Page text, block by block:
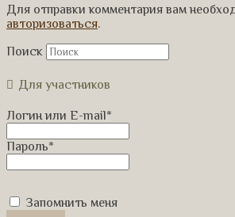
Для отправки комментария вам
авторизоваться.
Поиск
Для участников
Логин или E-mail*
Пароль*
Запомнить меня